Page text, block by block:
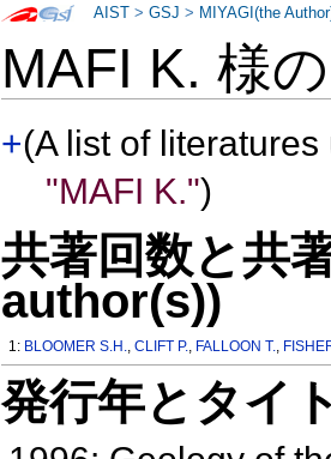
MAFI K. 様
+(A list of
"MAFI K.")
共著回数と共
author(s))
1: BLOOMER S.H.,CLIFT P., FALLOON T.,
発行年とタイ
AIST >GSJ > MIYAGI(the